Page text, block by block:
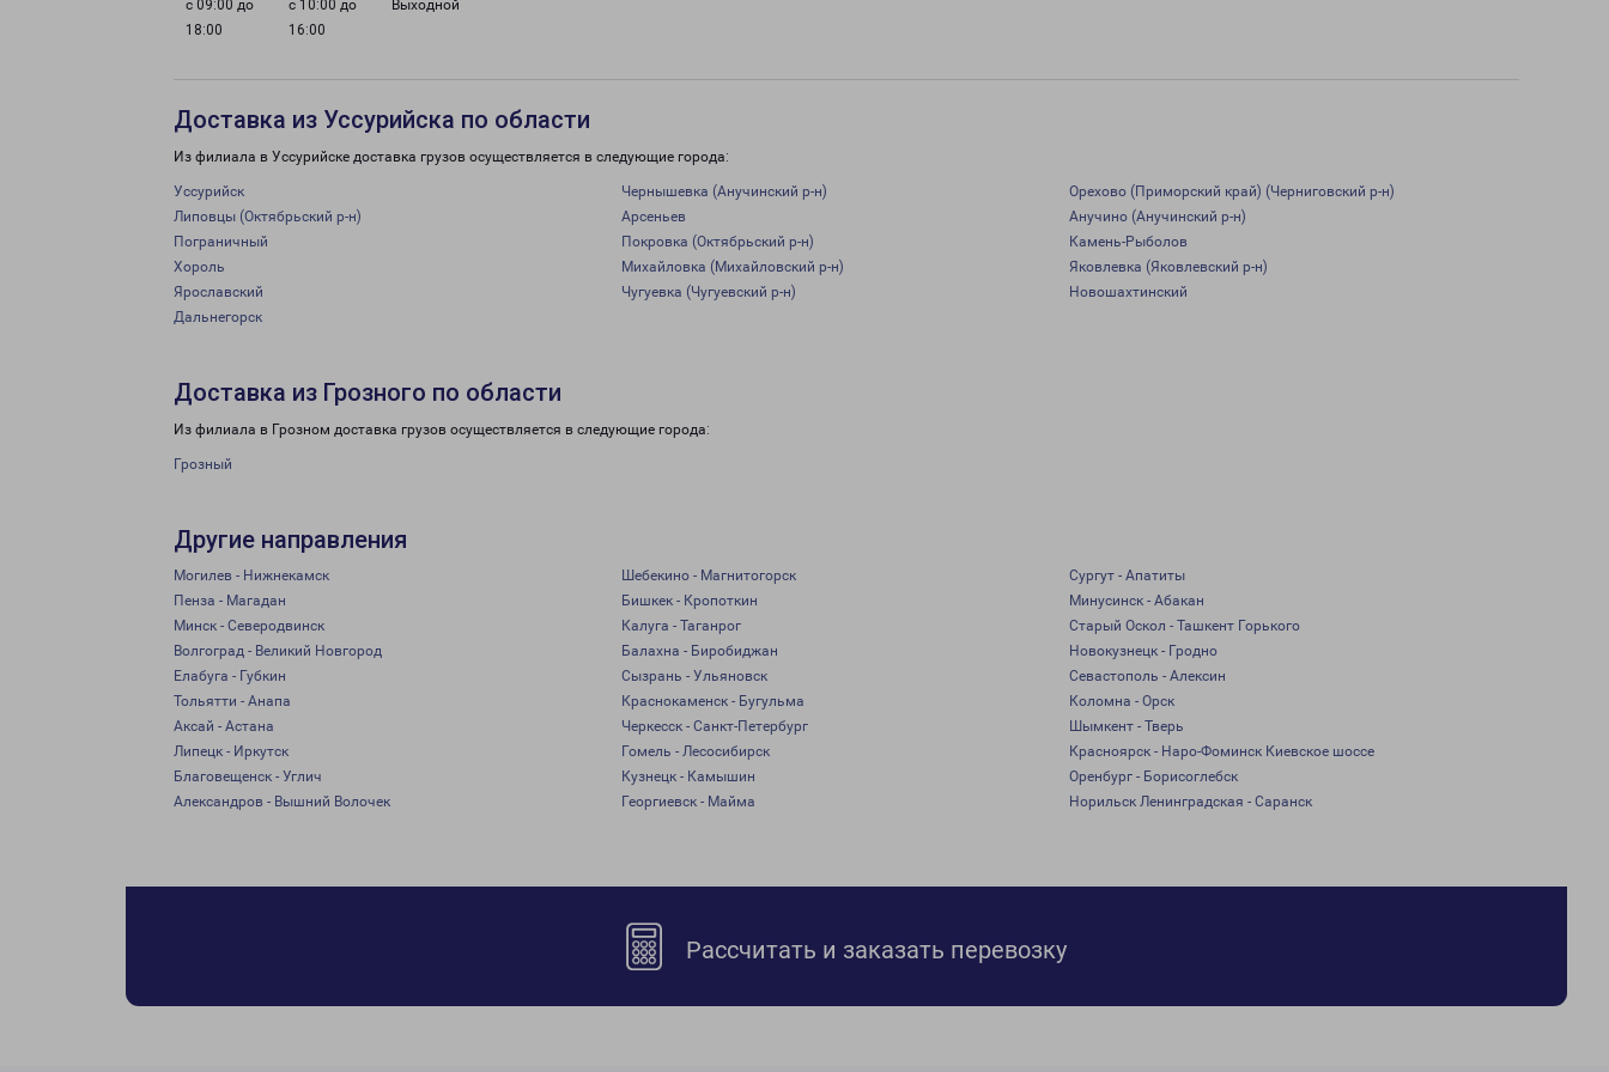
с 09:00 до
18:00
с 10:00 до
16:00
Выходной
Доставка из Уссурийска по области
Из филиала в Уссурийске доставка грузов осуществляется в следующие города:
Уссурийск Чернышевка (Анучинский р-н)
Орехово (Приморский край) (Черниговский р-н)
Липовцы (Октябрьский р-н)
Арсеньев
Анучино (Анучинский р-н)
Пограничный
Покровка (Октябрьский р-н)
Камень-Рыболов
Хороль
Михайловка (Михайловский р-н)
Яковлевка (Яковлевский р-н)
Ярославский
Чугуевка (Чугуевский р-н)
Новошахтинский
Дальнегорск
Доставка из Грозного по области
Из филиала в Грозном доставка грузов осуществляется в следующие города:
Грозный
Другие направления
Могилев - Нижнекамск Шебекино - Магнитогорск
Сургут - Апатиты
Пенза - Магадан
Бишкек - Кропоткин
Минусинск - Абакан
Минск - Северодвинск
Калуга - Таганрог
Старый Оскол - Ташкент Горького
Волгоград - Великий Новгород
Балахна - Биробиджан
Новокузнецк - Гродно
Елабуга - Губкин
Сызрань - Ульяновск
Севастополь - Алексин
Тольятти - Анапа
Краснокаменск - Бугульма
Коломна - Орск
Аксай - Астана
Черкесск - Санкт-Петербург
Шымкент - Тверь
Липецк - Иркутск
Гомель - Лесосибирск
Красноярск - Наро-Фоминск Киевское шоссе
Благовещенск - Углич
Кузнецк - Камышин
Оренбург - Борисоглебск
Александров - Вышний Волочек
Георгиевск - Майма Норильск Ленинградская - Саранск
Рассчитать и заказать перевозку